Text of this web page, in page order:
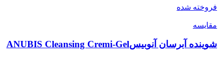
فروخته شده
مقايسه
شوینده آبرسان آنوبیسANUBIS Cleansing Cremi-Gel